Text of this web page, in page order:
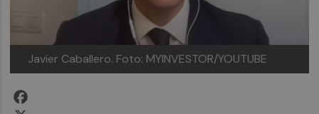
Javier Caballero. Foto: MYINVESTOR/YOUTUBE